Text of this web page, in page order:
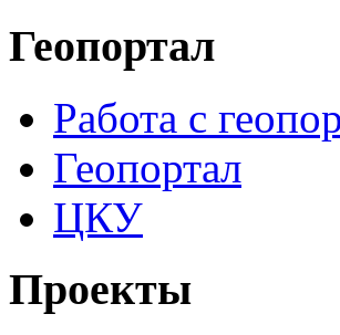
Геопортал
Работа с
Геопортал
ЦКУ
Проекты